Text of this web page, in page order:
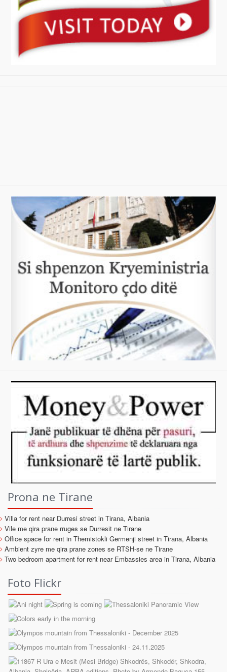
Prona ne Tirane
Villa for rent near Durresi street in Tirana, Albania
Vile me qira prane rruges se Durresit ne Tirane
Office space for rent in Themistokli Germenji street in Tirana, Albania
Ambient zyre me qira prane zones se RTSH-se ne Tirane
Two bedroom apartment for rent near Embassies area in Tirana, Albania
Foto Flickr